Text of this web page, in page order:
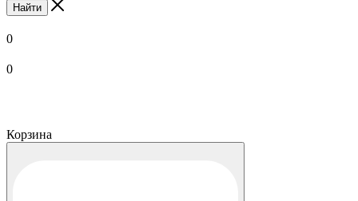
Найти
0
0
Корзина